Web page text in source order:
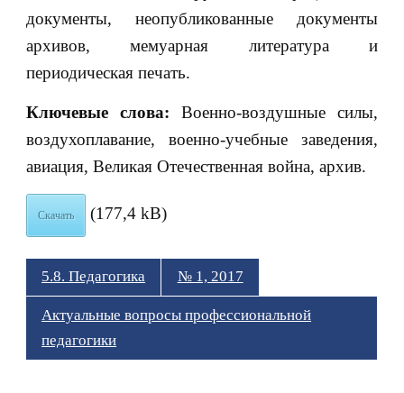
документы, неопубликованные документы
архивов, мемуарная литература и
периодическая печать.
Ключевые слова:Военно-воздушные силы,
воздухоплавание, военно-учебные заведения,
авиация, Великая Отечественная война, архив.
Скачать (177,4 kB)
5.8. Педагогика № 1, 2017
Актуальные вопросы профессиональной
педагогики